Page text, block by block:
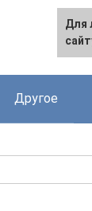
Другое
Для